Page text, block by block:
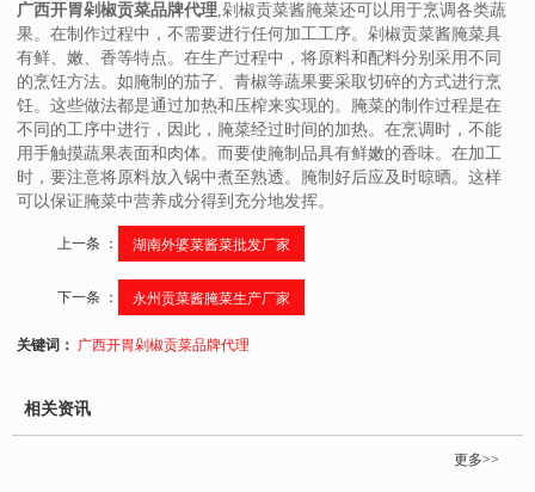
广西开胃剁椒贡菜品牌代理,剁椒贡菜酱腌菜还可以用于烹调各类蔬
果。在制作过程中，不需要进行任何加工工序。剁椒贡菜酱腌菜具
有鲜、嫩、香等特点。在生产过程中，将原料和配料分别采用不同
的烹饪方法。如腌制的茄子、青椒等蔬果要采取切碎的方式进行烹
饪。这些做法都是通过加热和压榨来实现的。腌菜的制作过程是在
不同的工序中进行，因此，腌菜经过时间的加热。在烹调时，不能
用手触摸蔬果表面和肉体。而要使腌制品具有鲜嫩的香味。在加工
时，要注意将原料放入锅中煮至熟透。腌制好后应及时晾晒。这样
可以保证腌菜中营养成分得到充分地发挥。
上一条 ： 湖南外婆菜酱菜批发厂家
下一条 ： 永州贡菜酱腌菜生产厂家
关键词： 广西开胃剁椒贡菜品牌代理
相关资讯
更多>>